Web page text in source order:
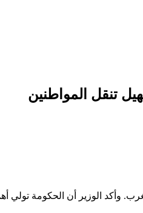
تنقل المواطنين
الوزير أن الحكومة تولي